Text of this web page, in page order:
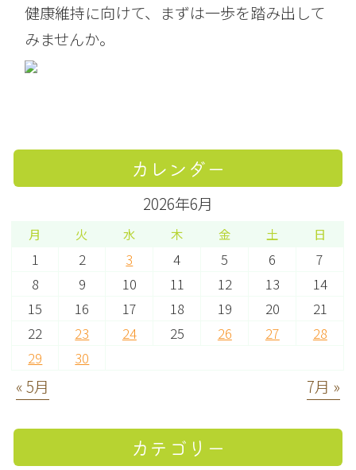
健康維持に向けて、まずは一歩を踏み出して
みませんか。
カレンダー
2026年6月
月 火 水 木 金 土 日
1 2 3 4 5 6
7
8
9 10 11 12 13
14
15
16 17 18 19 20
21
22
23 24 25 26 27
28
29
30
« 5月 7月 »
カテゴリー